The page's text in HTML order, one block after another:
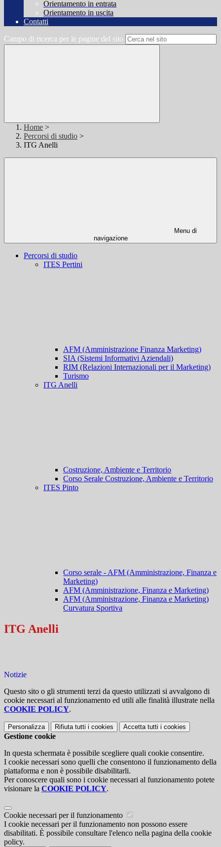
Orientamento in entrata
Orientamento in uscita
Contatti
Campo di ricerca per le pagine del sito
Home >
Percorsi di studio >
ITG Anelli
Menu di
navigazione
Percorsi di studio
ITES Pertini
AFM (Amministrazione Finanza Marketing)
SIA (Sistemi Informativi Aziendali)
RIM (Relazioni Internazionali per il Marketing)
Turismo
ITG Anelli
Costruzione, Ambiente e Territorio
Corso Serale Costruzione, Ambiente e Territorio
ITES Pinto
Corso serale - AFM (Amministrazione, Finanza e
Marketing)
AFM (Amministrazione, Finanza e Marketing)
AFM (Amministrazione, Finanza e Marketing)
Curvatura Sportiva
ITG Anelli
Notizie
Questo sito o gli strumenti terzi da questo utilizzati si avvalgono di
cookie necessari al funzionamento ed utili alle finalità illustrate nella
COOKIE POLICY.
Personalizza Rifiuta tutti i cookies Accetta tutti i cookies
Gestione cookie
In questa schermata è possibile scegliere quali cookie consentire.
I cookie necessari sono quelli che consentono il funzionamento della
piattaforma e non è possibile disabilitarli.
Per conoscere quali sono i cookie necessari al funzionamento potete
visionare la COOKIE POLICY.
Cookie necessari per il funzionamento
I cookie necessari per il funzionamento non possono essere
disabilitati. È possibile consultare l'elenco nella pagina della cookie
policy.